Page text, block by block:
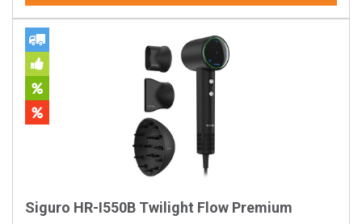
Siguro HR-I550B Twilight Flow Premium